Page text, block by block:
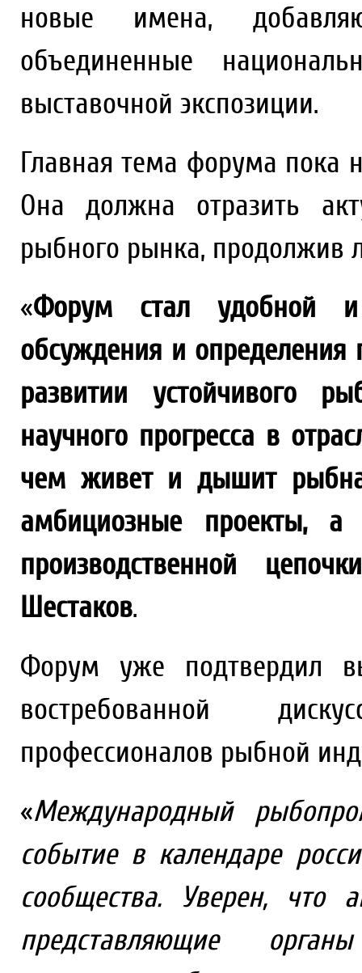
новые имена,
объединенные
выставочной экспозиции.
Главная тема форума пока
Она должна отразить
рыбного рынка, продолжив
«Форум стал удобной
обсуждения и
развитии устойчивого
научного прогресса в
чем живет и дышит
амбициозные проекты, а
производственной
Шестаков.
Форум уже подтвердил
востребованной
профессионалов рыбной
«Международный
событие в календаре
сообщества. Уверен, что
представляющие